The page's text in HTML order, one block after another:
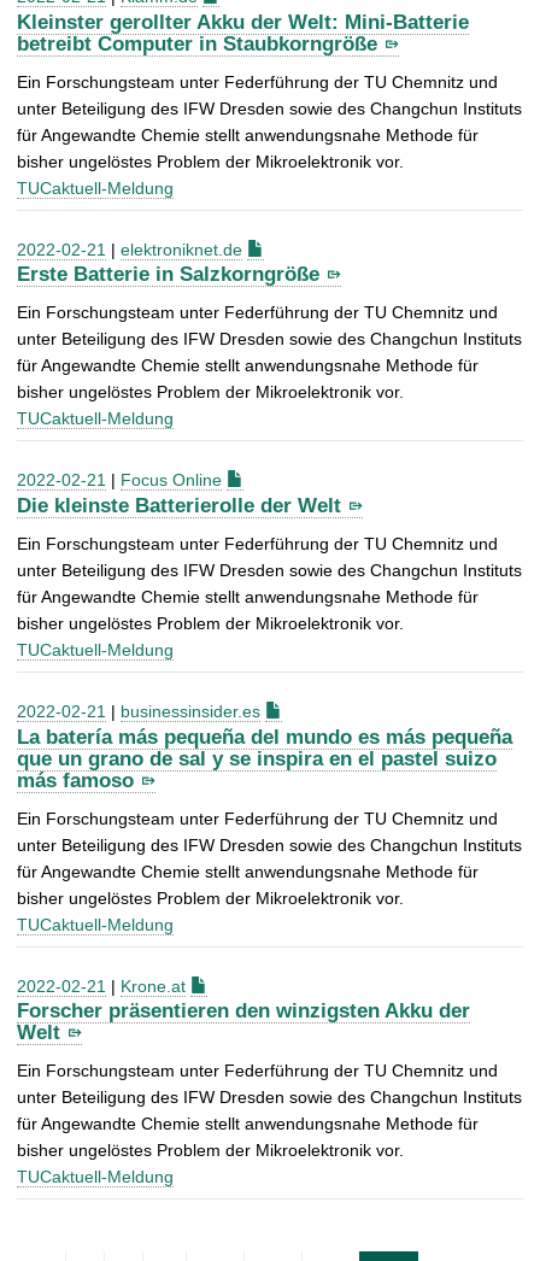
Kleinster gerollter Akku der Welt: Mini-Batterie
betreibt Computer in Staubkorngröße
Ein Forschungsteam unter Federführung der TU Chemnitz und
unter Beteiligung des IFW Dresden sowie des Changchun Instituts
für Angewandte Chemie stellt anwendungsnahe Methode für
bisher ungelöstes Problem der Mikroelektronik vor.
TUCaktuell-Meldung
2022-02-21 | elektroniknet.de
Erste Batterie in Salzkorngröße
Ein Forschungsteam unter Federführung der TU Chemnitz und
unter Beteiligung des IFW Dresden sowie des Changchun Instituts
für Angewandte Chemie stellt anwendungsnahe Methode für
bisher ungelöstes Problem der Mikroelektronik vor.
TUCaktuell-Meldung
2022-02-21 | Focus Online
Die kleinste Batterierolle der Welt
Ein Forschungsteam unter Federführung der TU Chemnitz und
unter Beteiligung des IFW Dresden sowie des Changchun Instituts
für Angewandte Chemie stellt anwendungsnahe Methode für
bisher ungelöstes Problem der Mikroelektronik vor.
TUCaktuell-Meldung
2022-02-21 | businessinsider.es
La batería más pequeña del mundo es más pequeña
que un grano de sal y se inspira en el pastel suizo
más famoso
Ein Forschungsteam unter Federführung der TU Chemnitz und
unter Beteiligung des IFW Dresden sowie des Changchun Instituts
für Angewandte Chemie stellt anwendungsnahe Methode für
bisher ungelöstes Problem der Mikroelektronik vor.
TUCaktuell-Meldung
2022-02-21 | Krone.at
Forscher präsentieren den winzigsten Akku der
Welt
Ein Forschungsteam unter Federführung der TU Chemnitz und
unter Beteiligung des IFW Dresden sowie des Changchun Instituts
für Angewandte Chemie stellt anwendungsnahe Methode für
bisher ungelöstes Problem der Mikroelektronik vor.
TUCaktuell-Meldung